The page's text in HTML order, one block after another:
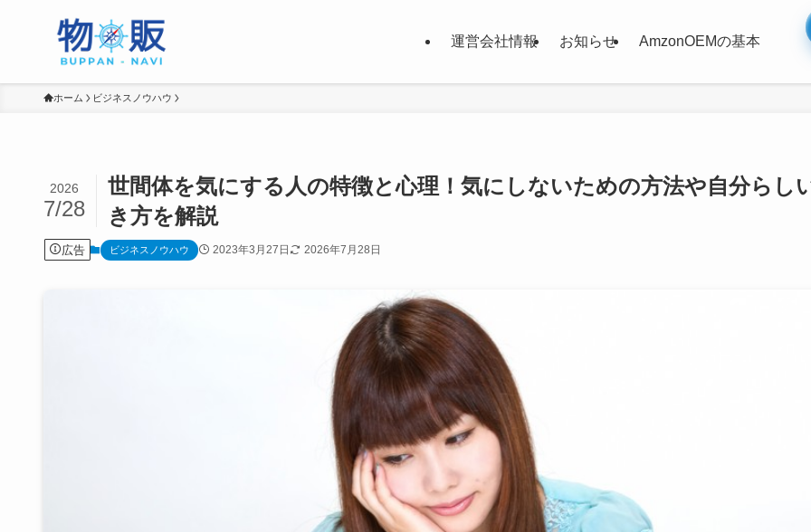
運営会社情報 お知らせ AmzonOEMの基本
ホーム ビジネスノウハウ
世間体を気にする人の特徴と心理！気にしないための方法や自分らし
き方を解説
2026
7/28
広告 ビジネスノウハウ 2023年3月27日 2026年7月28日